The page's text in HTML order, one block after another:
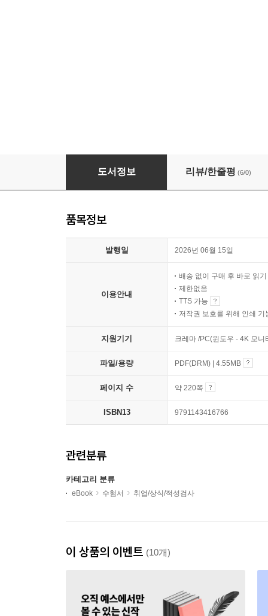
2026 시대에듀 MBC 기본직무소양평가 실전모
도서정보 리뷰/한줄평 (6/0)
품목정보
발행일 2026년 06월 15일
이용안내
배송 없이 구매 후 바로 읽기
제한없음
TTS 가능
저작권 보호를 위해 인쇄 기
지원기기 크레마 /PC(윈도우 - 4K 모
파일/용량 PDF(DRM) | 4.55MB
페이지 수 약 220쪽
ISBN13 9791143416766
관련분류
카테고리 분류
eBook 수험서 취업/상식/적성검사
이 상품의 이벤트 (10개)